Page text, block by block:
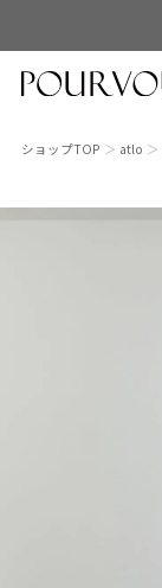
ショップTOP atlo